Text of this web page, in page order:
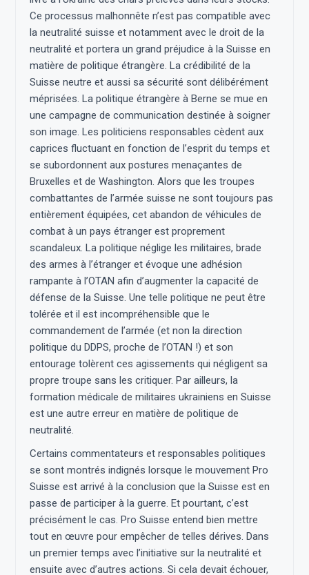
Ce processus malhonnête n’est pas compatible avec
la neutralité suisse et notamment avec le droit de la
neutralité et portera un grand préjudice à la Suisse en
matière de politique étrangère. La crédibilité de la
Suisse neutre et aussi sa sécurité sont délibérément
méprisées. La politique étrangère à Berne se mue en
une campagne de communication destinée à soigner
son image. Les politiciens responsables cèdent aux
caprices fluctuant en fonction de l’esprit du temps et
se subordonnent aux postures menaçantes de
Bruxelles et de Washington. Alors que les troupes
combattantes de l’armée suisse ne sont toujours pas
entièrement équipées, cet abandon de véhicules de
combat à un pays étranger est proprement
scandaleux. La politique néglige les militaires, brade
des armes à l’étranger et évoque une adhésion
rampante à l’OTAN afin d’augmenter la capacité de
défense de la Suisse. Une telle politique ne peut être
tolérée et il est incompréhensible que le
commandement de l’armée (et non la direction
politique du DDPS, proche de l’OTAN !) et son
entourage tolèrent ces agissements qui négligent sa
propre troupe sans les critiquer. Par ailleurs, la
formation médicale de militaires ukrainiens en Suisse
est une autre erreur en matière de politique de
neutralité.
Certains commentateurs et responsables politiques
se sont montrés indignés lorsque le mouvement Pro
Suisse est arrivé à la conclusion que la Suisse est en
passe de participer à la guerre. Et pourtant, c’est
précisément le cas. Pro Suisse entend bien mettre
tout en œuvre pour empêcher de telles dérives. Dans
un premier temps avec l’initiative sur la neutralité et
ensuite avec d’autres actions. Si cela devait échouer,